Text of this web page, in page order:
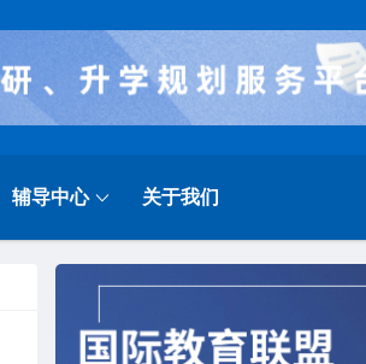
辅导中心 关于我们